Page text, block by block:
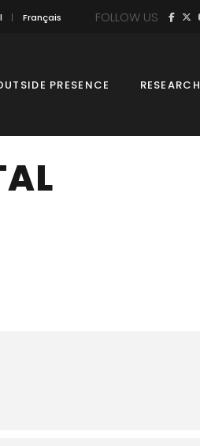
Français FOLLOW US
PRESENCE RESEARCH